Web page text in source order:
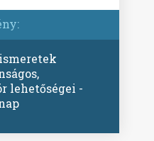
lehetőségei -